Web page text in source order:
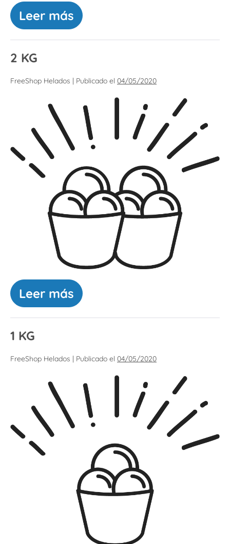
Leer más
2 KG
FreeShop Helados | Publicado el 04/05/2020
Leer más
1 KG
FreeShop Helados | Publicado el 04/05/2020